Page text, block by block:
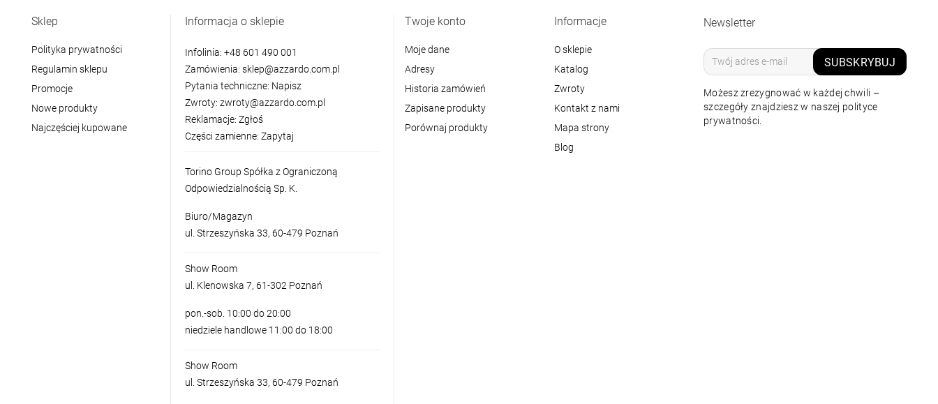
Sklep
Polityka prywatności
Regulamin sklepu
Promocje
Nowe produkty
Najczęściej kupowane
Informacja o sklepie
Infolinia: +48 601 490 001
Zamówienia: sklep@azzardo.com.pl
Pytania techniczne: Napisz
Zwroty: zwroty@azzardo.com.pl
Reklamacje: Zgłoś
Części zamienne: Zapytaj
Torino Group Spółka z Ograniczoną
Odpowiedzialnością Sp. K.
Biuro/Magazyn
ul. Strzeszyńska 33, 60-479 Poznań
Show Room
ul. Klenowska 7, 61-302 Poznań
pon.-sob. 10:00 do 20:00
niedziele handlowe 11:00 do 18:00
Show Room
ul. Strzeszyńska 33, 60-479 Poznań
Twoje konto
Moje dane
Adresy
Historia zamówień
Zapisane produkty
Porównaj produkty
Informacje
O sklepie
Katalog
Zwroty
Kontakt z nami
Mapa strony
Blog
Newsletter
SUBSKRYBUJ
Możesz zrezygnować w każdej chwili –
szczegóły znajdziesz w naszej polityce
prywatności.